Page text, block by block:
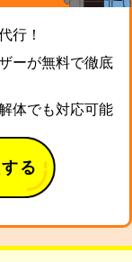
行！
ーが無料で徹底
体でも対応可能
る